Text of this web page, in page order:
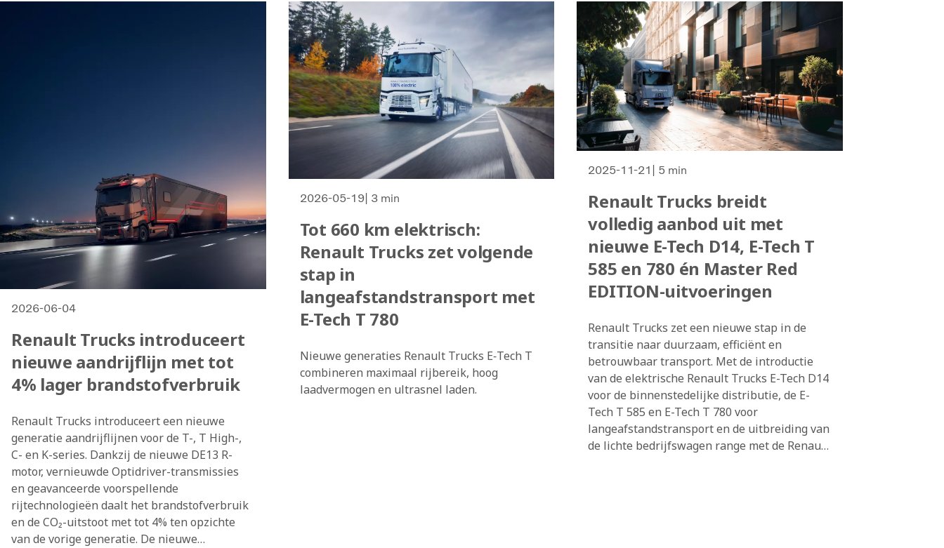
2026-06-04
Renault Trucks introduceert
nieuwe aandrijflijn met tot
4% lager brandstofverbruik
Renault Trucks introduceert een nieuwe
generatie aandrijflijnen voor de T-, T High-,
C- en K-series. Dankzij de nieuwe DE13 R-
motor, vernieuwde Optidriver-transmissies
en geavanceerde voorspellende
rijtechnologieën daalt het brandstofverbruik
en de CO₂-uitstoot met tot 4% ten opzichte
van de vorige generatie. De nieuwe
2026-05-19| 3 min
Tot 660 km elektrisch:
Renault Trucks zet volgende
stap in
langeafstandstransport met
E-Tech T 780
Nieuwe generaties Renault Trucks E‑Tech T
combineren maximaal rijbereik, hoog
laadvermogen en ultrasnel laden.
2025-11-21 | 5 min
Renault Trucks breidt
volledig aanbod uit met
nieuwe E-Tech D14, E-Tech T
585 en 780 én Master Red
EDITION-uitvoeringen
Renault Trucks zet een nieuwe stap in de
transitie naar duurzaam, efficiënt en
betrouwbaar transport. Met de introductie
van de elektrische Renault Trucks E-Tech D14
voor de binnenstedelijke distributie, de E-
Tech T 585 en E-Tech T 780 voor
langeafstandstransport en de uitbreiding van
de lichte bedrijfswagen range met de Renault